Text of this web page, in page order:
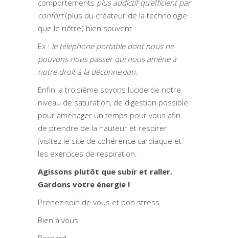
comportements plus addictif qu’efficient par
confort(plus du créateur de la technologie
que le nôtre) bien souvent
Ex : le téléphone portable dont nous ne
pouvons nous passer qui nous amène à
notre droit à la déconnexion.
Enfin la troisième soyons lucide de notre
niveau de saturation, de digestion possible
pour aménager un temps pour vous afin
de prendre de la hauteur et respirer
(visitez le site de cohérence cardiaque et
les exercices de respiration.
Agissons plutôt que subir et raller.
Gardons votre énergie !
Prenez soin de vous et bon stress
Bien à vous